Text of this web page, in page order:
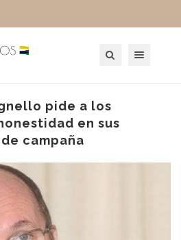
pide a los
en sus
campaña